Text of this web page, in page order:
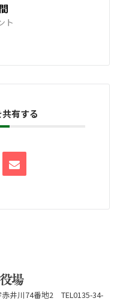
ト
有する
井川74番地2 TEL0135-34-